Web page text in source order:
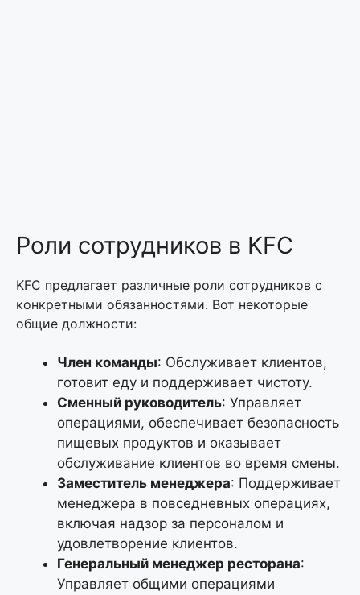
Роли сотрудников в KFC
KFC предлагает различные роли сотрудников с
конкретными обязанностями. Вот некоторые
общие должности:
Член команды: Обслуживает клиентов,
готовит еду и поддерживает чистоту.
Сменный руководитель: Управляет
операциями, обеспечивает безопасность
пищевых продуктов и оказывает
обслуживание клиентов во время смены.
Заместитель менеджера: Поддерживает
менеджера в повседневных операциях,
включая надзор за персоналом и
удовлетворение клиентов.
Генеральный менеджер ресторана:
Управляет общими операциями